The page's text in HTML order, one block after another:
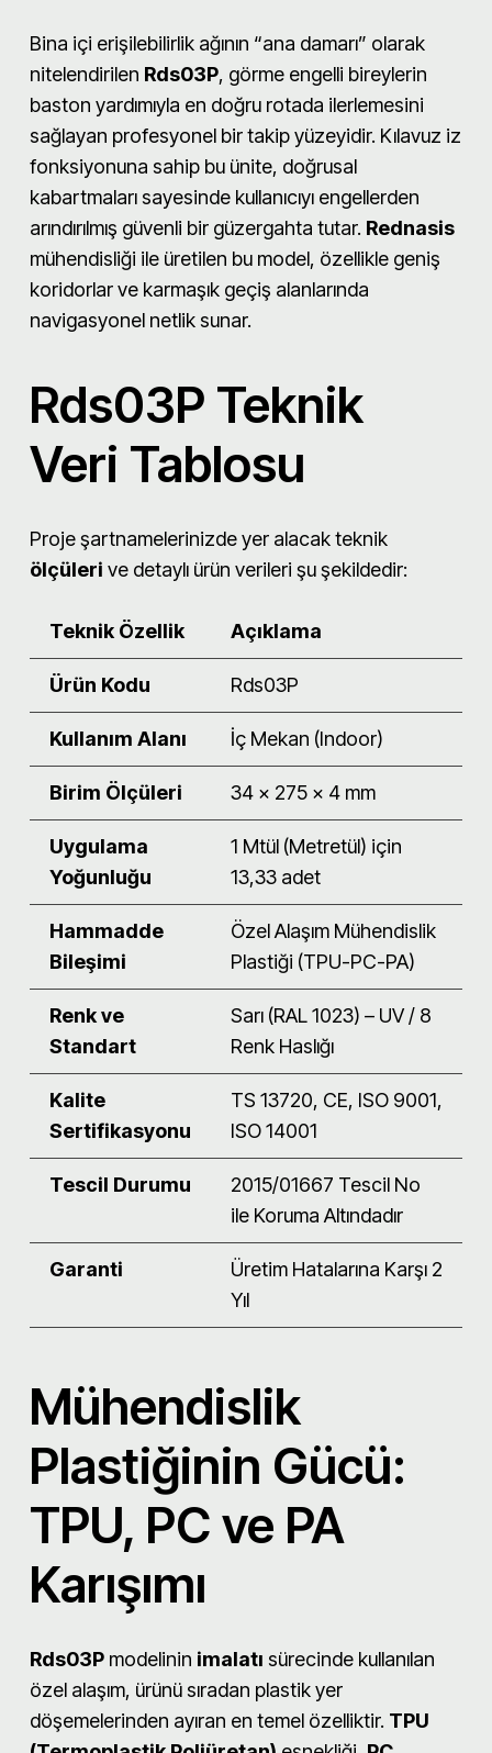
Bina içi erişilebilirlik ağının “ana damarı” olarak
nitelendirilen Rds03P, görme engelli bireylerin
baston yardımıyla en doğru rotada ilerlemesini
sağlayan profesyonel bir takip yüzeyidir. Kılavuz iz
fonksiyonuna sahip bu ünite, doğrusal
kabartmaları sayesinde kullanıcıyı engellerden
arındırılmış güvenli bir güzergahta tutar. Rednasis
mühendisliği ile üretilen bu model, özellikle geniş
koridorlar ve karmaşık geçiş alanlarında
navigasyonel netlik sunar.
Rds03P Teknik
Veri Tablosu
Proje şartnamelerinizde yer alacak teknik
ölçüleri ve detaylı ürün verileri şu şekildedir:
Teknik Özellik Açıklama
Ürün Kodu Rds03P
Kullanım Alanı İç Mekan (Indoor)
Birim Ölçüleri 34 x 275 x 4 mm
Uygulama
Yoğunluğu
1 Mtül (Metretül) için
13,33 adet
Hammadde
Bileşimi
Özel Alaşım Mühendislik
Plastiği (TPU-PC-PA)
Renk ve
Standart
Sarı (RAL 1023) – UV / 8
Renk Haslığı
Kalite
Sertifikasyonu
TS 13720, CE, ISO 9001,
ISO 14001
Tescil Durumu
2015/01667 Tescil No
ile Koruma Altındadır
Garanti
Üretim Hatalarına Karşı 2
Yıl
Mühendislik
Plastiğinin Gücü:
TPU, PC ve PA
Karışımı
Rds03P modelinin imalatı sürecinde kullanılan
özel alaşım, ürünü sıradan plastik yer
döşemelerinden ayıran en temel özelliktir. TPU